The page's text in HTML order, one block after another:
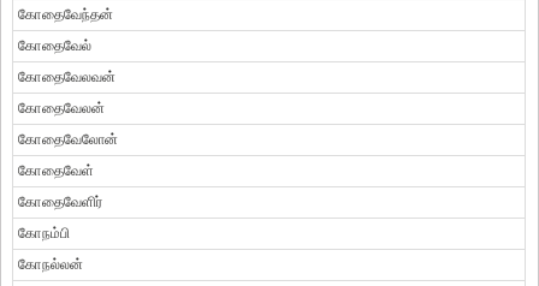
கோதைவேந்தன்
கோதைவேல்
கோதைவேலவன்
கோதைவேலன்
கோதைவேலோன்
கோதைவேள்
கோதைவேளிர்
கோநம்பி
கோநல்லன்